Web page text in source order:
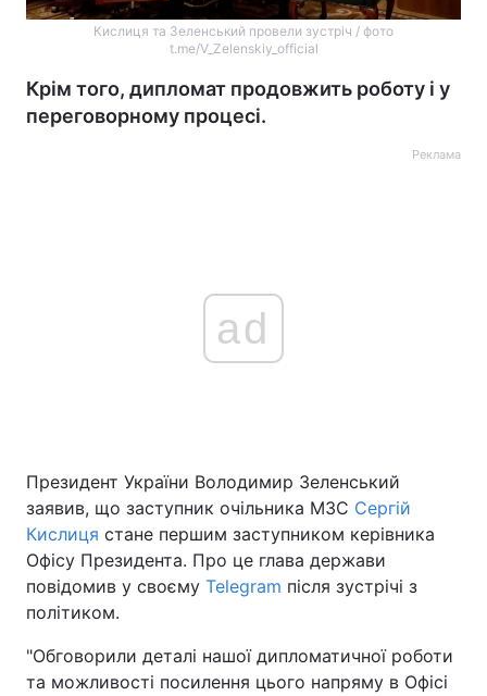
Головна Війна
Україна Політика
Економіка Світ
Техно і зв'язок Лайт
Кислиця та Зеленський провели зустріч / фото
t.me/V_Zelenskiy_official
Крім того, дипломат продовжить роботу і у
переговорному процесі.
Реклама
ad
Президент України Володимир Зеленський
заявив, що заступник очільника МЗС Сергій
Кислиця стане першим заступником керівника
Офісу Президента. Про це глава держави
повідомив у своєму Telegram після зустрічі з
політиком.
"Обговорили деталі нашої дипломатичної роботи
та можливості посилення цього напряму в Офісі